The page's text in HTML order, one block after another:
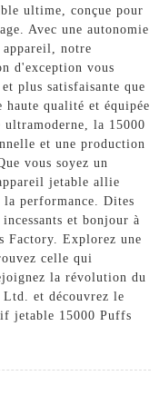
ultime, conçue pour
Avec une autonomie
appareil, notre
d'exception vous
plus satisfaisante que
haute qualité et équipée
ultramoderne, la 15000
et une production
vous soyez un
jetable allie
performance. Dites
et bonjour à
Factory. Explorez une
celle qui
la révolution du
Ltd. et découvrez le
jetable 15000 Puffs